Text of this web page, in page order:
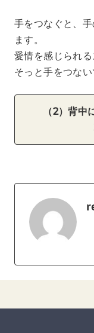
手をつなぐと、
ます。
愛情を感じられ
そっと手をつない
（2）背中